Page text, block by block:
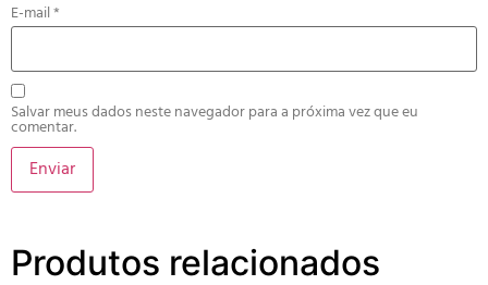
E-mail*
Salvar meus dados neste navegador para a próxima vez que eu
comentar.
Produtos relacionados